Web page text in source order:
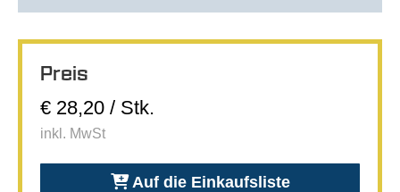
Preis
€ 28,20 / Stk.
inkl. MwSt
Auf die Einkaufsliste